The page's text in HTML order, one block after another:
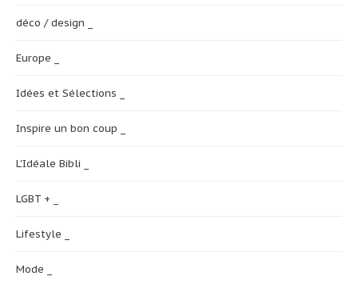
déco / design _
Europe _
Idées et Sélections _
Inspire un bon coup _
L'Idéale Bibli _
LGBT + _
Lifestyle _
Mode _